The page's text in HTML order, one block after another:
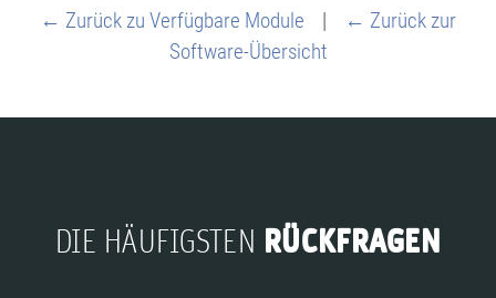
← Zurück zu Verfügbare Module |
← Zurück zur
Software-Übersicht
DIE HÄUFIGSTEN RÜCKFRAGEN